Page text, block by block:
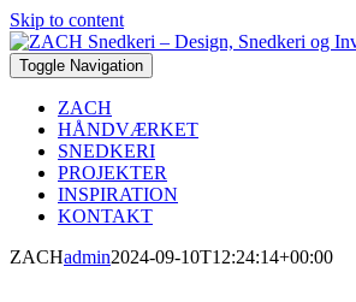
Skip to content
Toggle Navigation
ZACH
HÅNDVÆRKET
SNEDKERI
PROJEKTER
INSPIRATION
KONTAKT
ZACHadmin2024-09-10T12:24:14+00:00